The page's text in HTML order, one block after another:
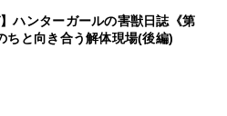
】ハンターガールの害獣日誌《第
ちと向き合う解体現場(後編)